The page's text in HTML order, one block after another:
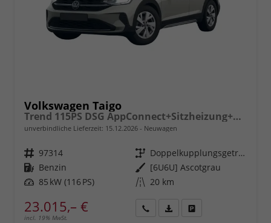
Volkswagen Taigo
Trend 115PS DSG AppConnect+Sitzheizung+PDC+Alu16+LED+DAB+FrontAssist
unverbindliche Lieferzeit: 15.12.2026 Neuwagen
Fahrzeugnr. 97314 Getriebe
Doppelkupplungsgetriebe (DSG)
Kraftstoff Benzin Außenfarbe [6U6U] Ascotgrau
Leistung 85 kW (116 PS) Kilometerstand 20 km
23.015,– €
incl. 19% MwSt.